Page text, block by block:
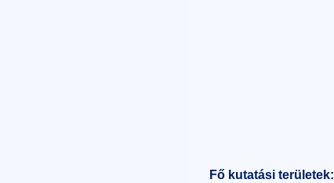
Fő kutatási területek: